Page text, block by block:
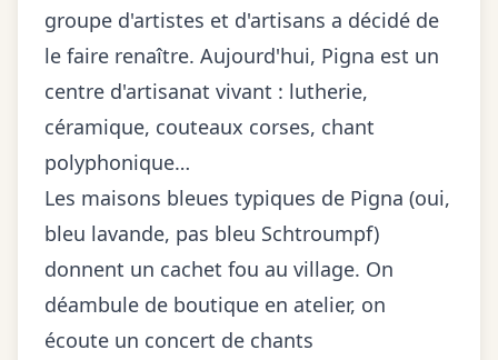
groupe d'artistes et d'artisans a décidé de
le faire renaître. Aujourd'hui, Pigna est un
centre d'artisanat vivant : lutherie,
céramique, couteaux corses, chant
polyphonique…
Les maisons bleues typiques de Pigna (oui,
bleu lavande, pas bleu Schtroumpf)
donnent un cachet fou au village. On
déambule de boutique en atelier, on
écoute un concert de chants